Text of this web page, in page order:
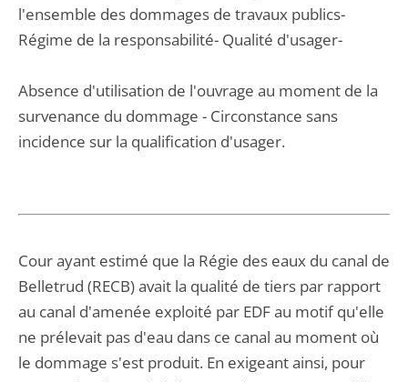
l'ensemble des dommages de travaux publics-
Régime de la responsabilité- Qualité d'usager-
Absence d'utilisation de l'ouvrage au moment de la
survenance du dommage - Circonstance sans
incidence sur la qualification d'usager.
Cour ayant estimé que la Régie des eaux du canal de
Belletrud (RECB) avait la qualité de tiers par rapport
au canal d'amenée exploité par EDF au motif qu'elle
ne prélevait pas d'eau dans ce canal au moment où
le dommage s'est produit. En exigeant ainsi, pour